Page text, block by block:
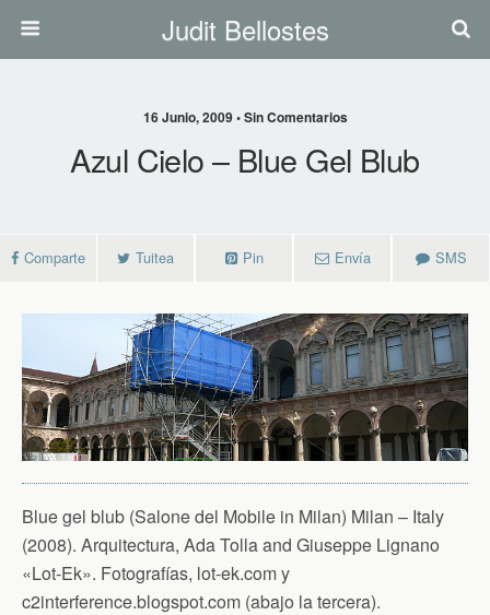
Judit Bellostes
16 Junio, 2009 • Sin Comentarios
Azul Cielo – Blue Gel Blub
Comparte Tuitea Pin Envía SMS
Blue gel blub (Salone del Mobile in Milan) Milan – Italy
(2008). Arquitectura, Ada Tolla and Giuseppe Lignano
«Lot-Ek». Fotografías, lot-ek.com y
c2interference.blogspot.com (abajo la tercera).